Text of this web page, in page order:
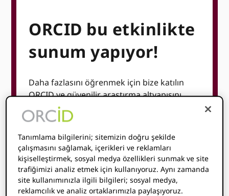
ORCID bu etkinlikte
sunum yapıyor!
Daha fazlasını öğrenmek için bize katılın
ORCID ve güvenilir araştırma altyapısını
desteklemek için nasıl çalıştığımızı. Sizi
orada görmekten mutluluk duyarız ve
etkinlikte ekibimizden birini görürseniz,
merhaba demeyi unutmayın!
Salı 27 Ocak 2026
Saat:13: 15-14: 00
Başlık:Siloları Parçalamak: Kalıcı
Tanımlama bilgilerini; sitemizin doğru şekilde
çalışmasını sağlamak, içerikleri ve reklamları
kişiselleştirmek, sosyal medya özellikleri sunmak ve site
trafiğimizi analiz etmek için kullanıyoruz. Aynı zamanda
site kullanımınızla ilgili bilgileri; sosyal medya,
reklamcılık ve analiz ortaklarımızla paylaşıyoruz.